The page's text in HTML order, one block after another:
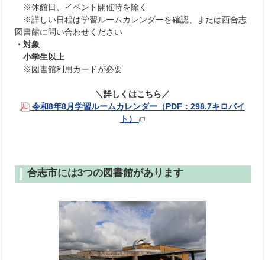
※休館日、イベント開催時を除く
※詳しい日程は学習ルームカレンダーを確認、または西合志
図書館に問い合わせください
・対象
小学生以上
※図書館利用カードが必要
＼詳しくはこちら／
令和8年8月学習ルームカレンダー（PDF：298.7キロバイ
ト）
合志市には3つの図書館があります